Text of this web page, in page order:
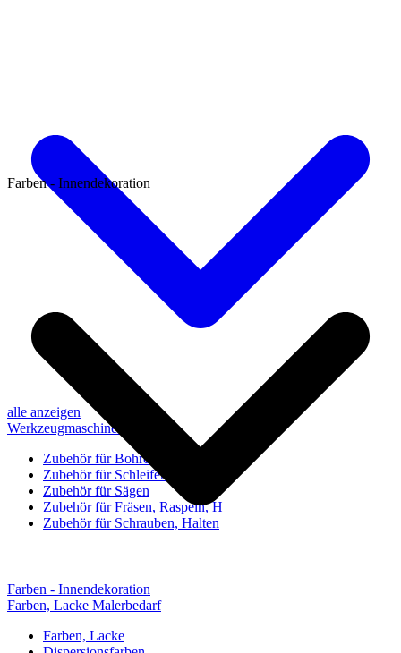
alle anzeigen
Werkzeugmaschinen-Zubehör
Zubehör für Bohren, Bohrhilfen
Zubehör für Schleifen, Poliere
Zubehör für Sägen
Zubehör für Fräsen, Raspeln, H
Zubehör für Schrauben, Halten
Farben - Innendekoration
Farben - Innendekoration
Farben, Lacke Malerbedarf
Farben, Lacke